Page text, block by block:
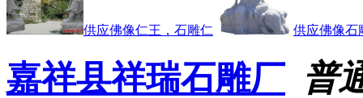
供应佛像仁王，石雕仁 供应佛像石
嘉祥县祥瑞石雕厂 普